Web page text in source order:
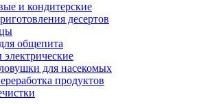
и кондитерские
десертов
общепита
для насекомых
продуктов